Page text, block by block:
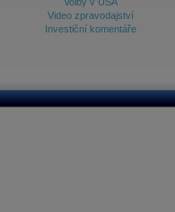
Video zpravodajství
Investiční komentáře